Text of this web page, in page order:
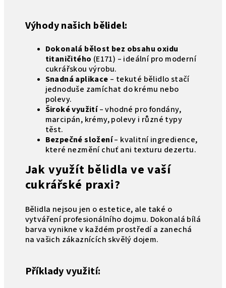
Výhody našich bělidel:
Dokonalá bělost bez obsahu oxidu
titaničitého (E171) – ideální pro moderní
cukrářskou výrobu.
Snadná aplikace – tekuté bělidlo stačí
jednoduše zamíchat do krému nebo
polevy.
Široké využití– vhodné pro fondány,
marcipán, krémy, polevy i různé typy
těst.
Bezpečné složení– kvalitní ingredience,
které nezmění chuť ani texturu dezertu.
Jak využít bělidla ve vaší
cukrářské praxi?
Bělidla nejsou jen o estetice, ale také o
vytváření profesionálního dojmu. Dokonalá bílá
barva vynikne v každém prostředí a zanechá
na vašich zákaznících skvělý dojem.
Příklady využití: